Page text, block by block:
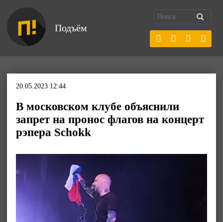
Подъём
20.05.2023 12:44
В московском клубе объяснили
запрет на пронос флагов на концерт
рэпера Schokk